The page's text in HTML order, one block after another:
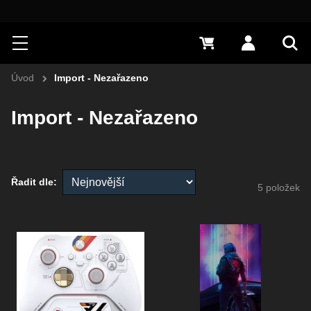
Hledat
Menu Přihlásit
0 Kč
Úvod Import - Nezařazeno
Import - Nezařazeno
Řadit dle: 5 položek